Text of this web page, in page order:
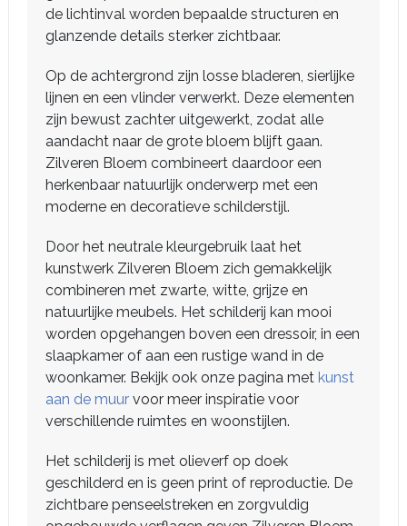
de lichtinval worden bepaalde structuren en
glanzende details sterker zichtbaar.
Op de achtergrond zijn losse bladeren, sierlijke
lijnen en een vlinder verwerkt. Deze elementen
zijn bewust zachter uitgewerkt, zodat alle
aandacht naar de grote bloem blijft gaan.
Zilveren Bloem combineert daardoor een
herkenbaar natuurlijk onderwerp met een
moderne en decoratieve schilderstijl.
Door het neutrale kleurgebruik laat het
kunstwerk Zilveren Bloem zich gemakkelijk
combineren met zwarte, witte, grijze en
natuurlijke meubels. Het schilderij kan mooi
worden opgehangen boven een dressoir, in een
slaapkamer of aan een rustige wand in de
woonkamer. Bekijk ook onze pagina met kunst
aan de muur voor meer inspiratie voor
verschillende ruimtes en woonstijlen.
Het schilderij is met olieverf op doek
geschilderd en is geen print of reproductie. De
zichtbare penseelstreken en zorgvuldig